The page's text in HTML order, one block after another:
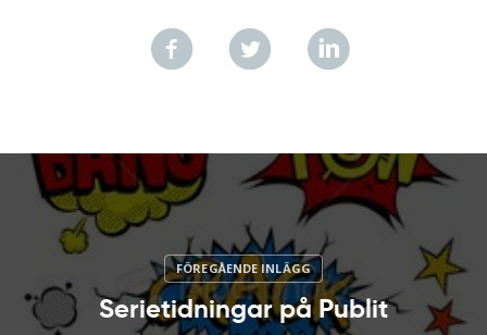
Serietidningar på Publit